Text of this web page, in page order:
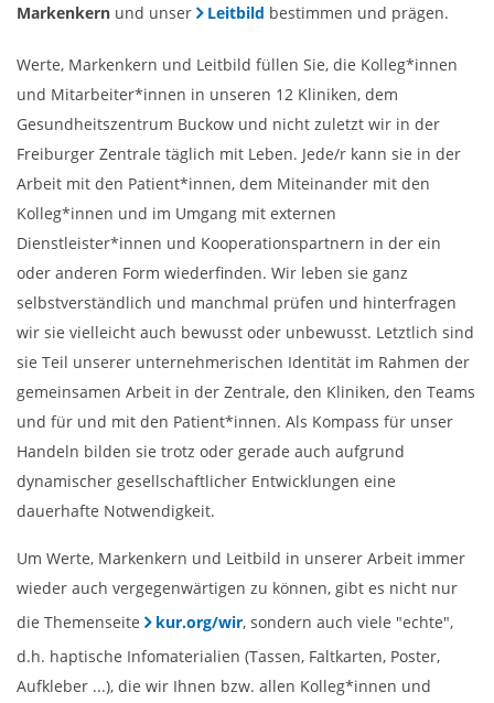
Markenkern und unser Leitbild bestimmen und prägen.
Werte, Markenkern und Leitbild füllen Sie, die Kolleg*innen
und Mitarbeiter*innen in unseren 12 Kliniken, dem
Gesundheitszentrum Buckow und nicht zuletzt wir in der
Freiburger Zentrale täglich mit Leben. Jede/r kann sie in der
Arbeit mit den Patient*innen, dem Miteinander mit den
Kolleg*innen und im Umgang mit externen
Dienstleister*innen und Kooperationspartnern in der ein
oder anderen Form wiederfinden. Wir leben sie ganz
selbstverständlich und manchmal prüfen und hinterfragen
wir sie vielleicht auch bewusst oder unbewusst. Letztlich sind
sie Teil unserer unternehmerischen Identität im Rahmen der
gemeinsamen Arbeit in der Zentrale, den Kliniken, den Teams
und für und mit den Patient*innen. Als Kompass für unser
Handeln bilden sie trotz oder gerade auch aufgrund
dynamischer gesellschaftlicher Entwicklungen eine
dauerhafte Notwendigkeit.
Um Werte, Markenkern und Leitbild in unserer Arbeit immer
wieder auch vergegenwärtigen zu können, gibt es nicht nur
die Themenseite
kur.org/wir, sondern auch viele "echte",
d.h. haptische Infomaterialien (Tassen, Faltkarten, Poster,
Aufkleber ...), die wir Ihnen bzw. allen Kolleg*innen und